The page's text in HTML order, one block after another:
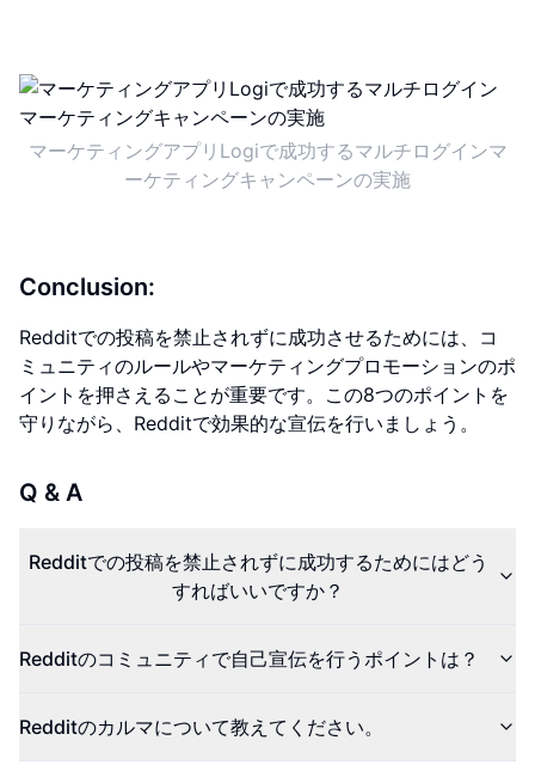
マーケティングアプリLogiで成功するマルチログインマ
ーケティングキャンペーンの実施
Conclusion:
Redditでの投稿を禁止されずに成功させるためには、コ
ミュニティのルールやマーケティングプロモーションのポ
イントを押さえることが重要です。この8つのポイントを
守りながら、Redditで効果的な宣伝を行いましょう。
Q & A
Redditでの投稿を禁止されずに成功するためにはどう
すればいいですか？
Redditのコミュニティで自己宣伝を行うポイントは？
Redditのカルマについて教えてください。